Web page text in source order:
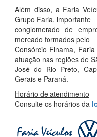
Além disso, a Faria
Grupo Faria, importante
conglomerado de
mercado formados pelo
Consórcio Finama,
atuação nas regiões de
José do Rio Preto,
Gerais e Paraná.
Horário de atendimento
Consulte os horários da